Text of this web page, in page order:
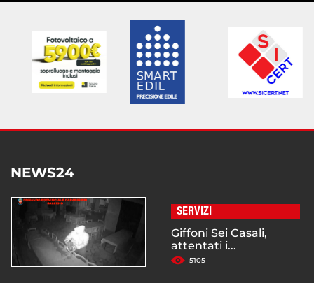
NEWS24
SERVIZI
Giffoni Sei Casali,
attentati i...
5105